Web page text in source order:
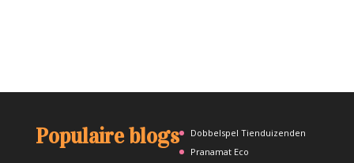
Populaire blogs
Dobbelspel Tienduizenden
Pranamat Eco